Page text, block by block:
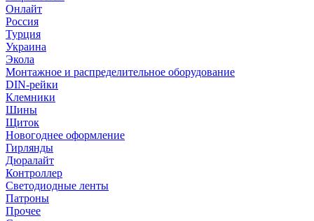
Онлайт
Россия
Турция
Украина
Экола
Монтажное и распределительное оборудование
DIN-рейки
Клемники
Шины
Щиток
Новогоднее оформление
Гирлянды
Дюралайт
Контроллер
Светодиодные ленты
Патроны
Прочее